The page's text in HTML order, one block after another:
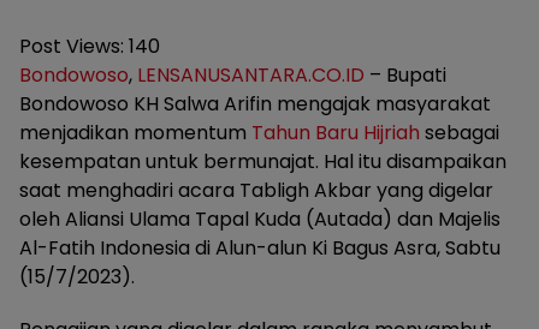
Post Views: 140
Bondowoso, LENSANUSANTARA.CO.ID – Bupati
Bondowoso KH Salwa Arifin mengajak masyarakat
menjadikan momentum Tahun Baru Hijriah sebagai
kesempatan untuk bermunajat. Hal itu disampaikan
saat menghadiri acara Tabligh Akbar yang digelar
oleh Aliansi Ulama Tapal Kuda (Autada) dan Majelis
Al-Fatih Indonesia di Alun-alun Ki Bagus Asra, Sabtu
(15/7/2023).